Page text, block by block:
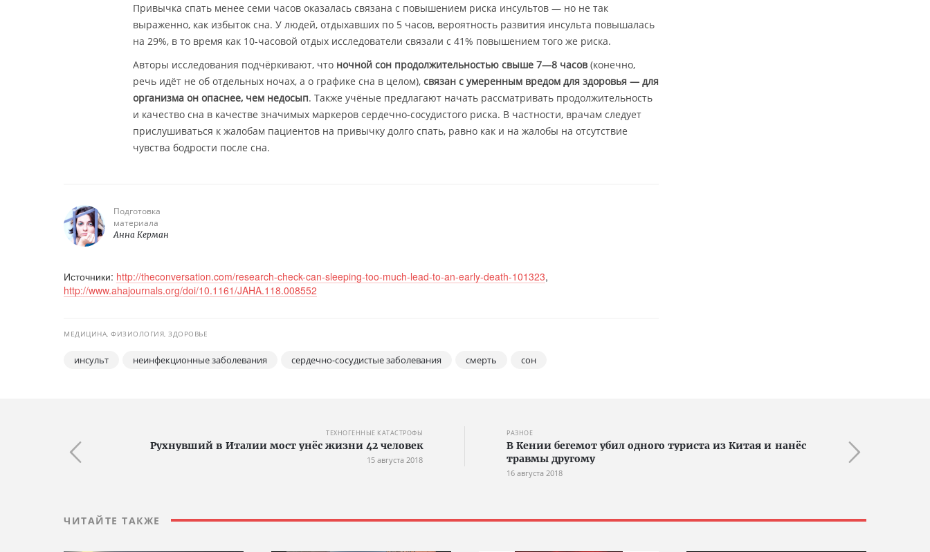
Привычка спать менее семи часов оказалась связана с повышением риска инсультов — но не так
выраженно, как избыток сна. У людей, отдыхавших по 5 часов, вероятность развития инсульта повышалась
на 29%, в то время как 10-часовой отдых исследователи связали с 41% повышением того же риска.
Авторы исследования подчёркивают, что ночной сон продолжительностью свыше 7—8 часов (конечно,
речь идёт не об отдельных ночах, а о графике сна в целом), связан с умеренным вредом для здоровья — для
организма он опаснее, чем недосып. Также учёные предлагают начать рассматривать продолжительность
и качество сна в качестве значимых маркеров сердечно-сосудистого риска. В частности, врачам следует
прислушиваться к жалобам пациентов на привычку долго спать, равно как и на жалобы на отсутствие
чувства бодрости после сна.
Подготовка
материала
Анна Керман
Источники: http://theconversation.com/research-check-can-sleeping-too-much-lead-to-an-early-death-101323,
http://www.ahajournals.org/doi/10.1161/JAHA.118.008552
МЕДИЦИНА, ФИЗИОЛОГИЯ, ЗДОРОВЬЕ
инсульт неинфекционные заболевания сердечно-сосудистые заболевания смерть сон
ТЕХНОГЕННЫЕ КАТАСТРОФЫ
Рухнувший в Италии мост унёс жизни 42 человек
15 августа 2018
РАЗНОЕ
В Кении бегемот убил одного туриста из Китая и нанёс
травмы другому
16 августа 2018
ЧИТАЙТЕ ТАКЖЕ